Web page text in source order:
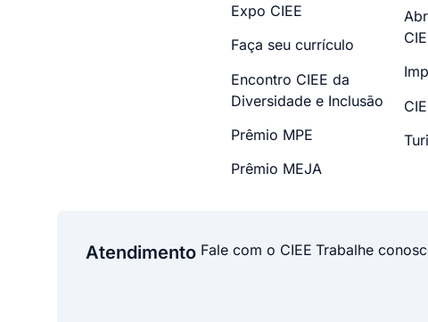
Expo CIEE
Faça seu currículo
Encontro CIEE da
Diversidade e Inclusão
Prêmio MPE
Prêmio MEJA
Atendimento Fale com o CIEE Trabalhe